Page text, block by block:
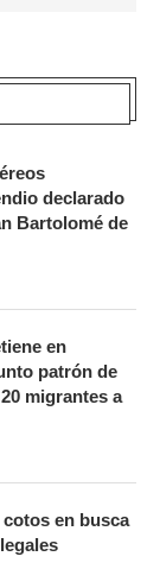
declarado
Bartolomé de
en
patrón de
migrantes a
en busca